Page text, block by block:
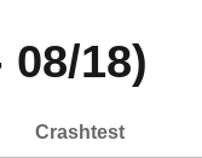
08/18)
Crashtest